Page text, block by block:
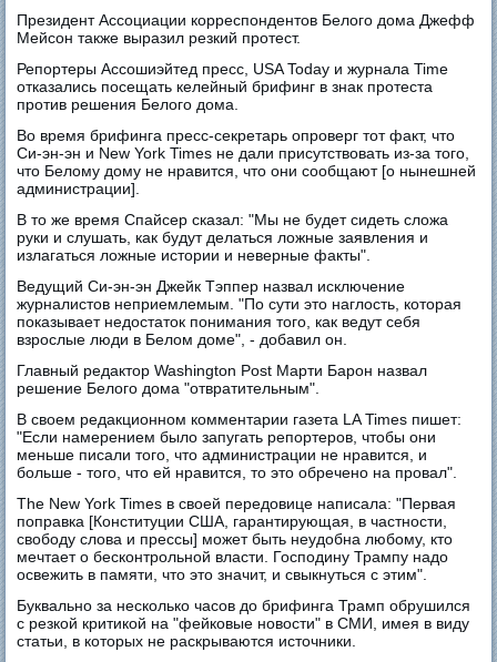
Президент Ассоциации корреспондентов Белого дома Джефф
Мейсон также выразил резкий протест.
Репортеры Ассошиэйтед пресс, USA Today и журнала Time
отказались посещать келейный брифинг в знак протеста
против решения Белого дома.
Во время брифинга пресс-секретарь опроверг тот факт, что
Си-эн-эн и New York Times не дали присутствовать из-за того,
что Белому дому не нравится, что они сообщают [о нынешней
администрации].
В то же время Спайсер сказал: "Мы не будет сидеть сложа
руки и слушать, как будут делаться ложные заявления и
излагаться ложные истории и неверные факты".
Ведущий Си-эн-эн Джейк Тэппер назвал исключение
журналистов неприемлемым. "По сути это наглость, которая
показывает недостаток понимания того, как ведут себя
взрослые люди в Белом доме", - добавил он.
Главный редактор Washington Post Марти Барон назвал
решение Белого дома "отвратительным".
В своем редакционном комментарии газета LA Times пишет:
"Если намерением было запугать репортеров, чтобы они
меньше писали того, что администрации не нравится, и
больше - того, что ей нравится, то это обречено на провал".
The New York Times в своей передовице написала: "Первая
поправка [Конституции США, гарантирующая, в частности,
свободу слова и прессы] может быть неудобна любому, кто
мечтает о бесконтрольной власти. Господину Трампу надо
освежить в памяти, что это значит, и свыкнуться с этим".
Буквально за несколько часов до брифинга Трамп обрушился
с резкой критикой на "фейковые новости" в СМИ, имея в виду
статьи, в которых не раскрываются источники.